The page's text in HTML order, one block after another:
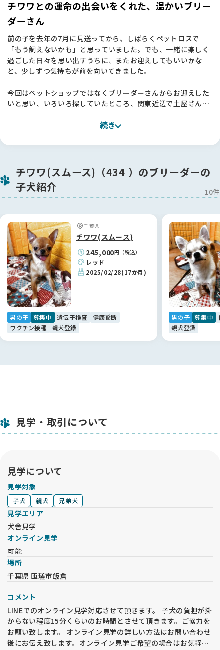
チワワとの運命の出会いをくれた、温かいブリー
ダーさん
前の子を去年の7月に見送ってから、しばらくペットロスで
「もう飼えないかも」と思っていました。でも、一緒に楽しく
過ごした日々を思い出すうちに、またお迎えしてもいいかな
と、少しずつ気持ちが前を向いてきました。
今回はペットショップではなくブリーダーさんからお迎えした
いと思い、いろいろ探していたところ、関東近辺で土屋さんを
ちを家族のように大切に育てていらっしゃるこだわりも書かれ
めてだったので少し緊張していたのですが、土屋さんはすごく
気さくに対応してくださいました。お目当ての子だけでなく、
お母さん犬や兄弟犬も連れてきてくださって、一頭一頭の性格
の違いまで丁寧に教えてくださったんです。
他に気になっていた子のことも全部説明してくださって、お世
話の仕方や生活の様子まで詳しくお話しいただけました。お引
き渡しのときには「申し訳ない」というくらい、本当に大切に
育ててこられたんだなと感じました ✨
お迎えした子はとっても活発で、ケージから出たくてしょうが
ないみたいです。食事もしっかり食べてくれて、元気に過ごし
ています 💕
【BreederFamiliesへ】
正直、最初はブリーダーさんを探すのにとても迷いました。大
手のサイトだとブリーダーさんがたくさん出てきて、口コミも
あるけれどピンとこなくて、どこで選べばいいのかわからない
なりました。
「ここなら信頼できるブリーダーさんに出会える」と思えたの
続き
チワワ(スムース)（434 ）のブリーダーの
子犬紹介
10件
千葉県
チワワ(スムース)
245,000円（税込）
レッド
2025/02/28(17か月)
男の子 募集中 遺伝子検査
健康診断
ワクチン接種
親犬登録
男の子 募集中
親犬登録
見学・取引について
見学について
見学対象
子犬 親犬 兄弟犬
見学エリア
犬舎見学
オンライン見学
可能
場所
千葉県 匝瑳市飯倉
コメント
LINEでのオンライン見学対応させて頂きます。 子犬の負担が掛
からない程度15分くらいのお時間とさせて頂きます。ご協力を
お願い致します。 オンライン見学の詳しい方法はお問い合わせ
後にお伝え致します。オンライン見学ご希望の場合はお気軽に